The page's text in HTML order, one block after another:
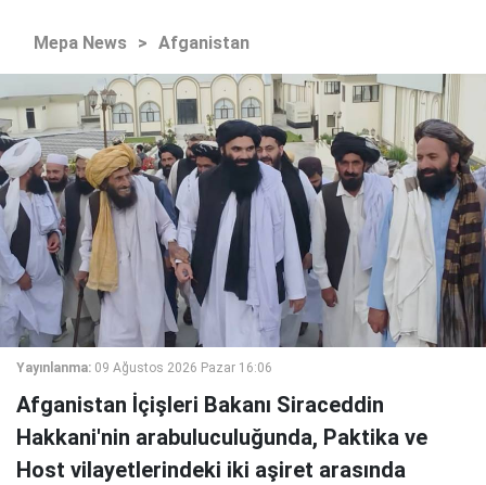
Mepa News > Afganistan
Yayınlanma: 09 Ağustos 2026 Pazar 16:06
Afganistan İçişleri Bakanı Siraceddin
Hakkani'nin arabuluculuğunda, Paktika ve
Host vilayetlerindeki iki aşiret arasında